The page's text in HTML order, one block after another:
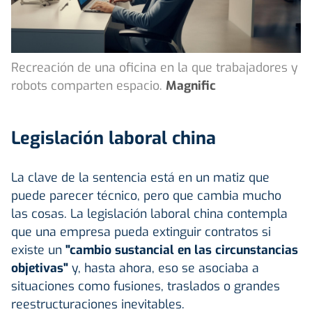
Recreación de una oficina en la que trabajadores y
robots comparten espacio. Magnific
Legislación laboral china
La clave de la sentencia está en un matiz que
puede parecer técnico, pero que cambia mucho
las cosas. La legislación laboral china contempla
que una empresa pueda extinguir contratos si
existe un "cambio sustancial en las circunstancias
objetivas" y, hasta ahora, eso se asociaba a
situaciones como fusiones, traslados o grandes
reestructuraciones inevitables.